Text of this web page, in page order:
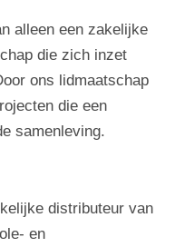
alleen een zakelijke
die zich inzet
ons lidmaatschap
die een
samenleving.
distributeur van
en